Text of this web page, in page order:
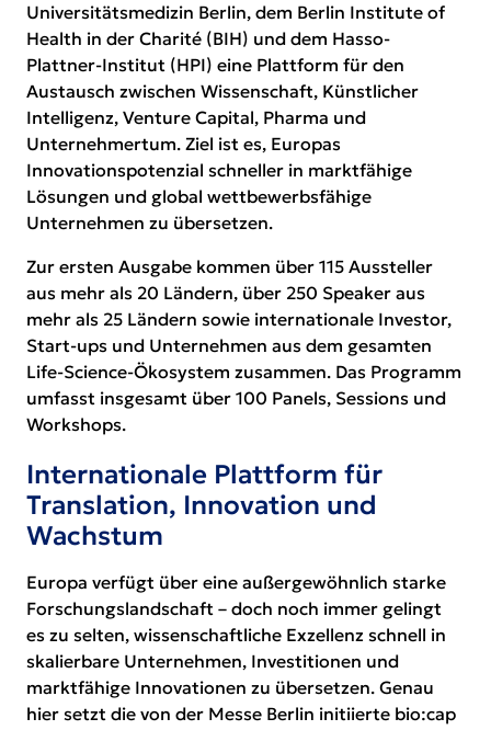
Universitätsmedizin Berlin, dem Berlin Institute of
Health in der Charité (BIH) und dem Hasso-
Plattner-Institut (HPI) eine Plattform für den
Austausch zwischen Wissenschaft, Künstlicher
Intelligenz, Venture Capital, Pharma und
Unternehmertum. Ziel ist es, Europas
Innovationspotenzial schneller in marktfähige
Lösungen und global wettbewerbsfähige
Unternehmen zu übersetzen.
Zur ersten Ausgabe kommen über 115 Aussteller
aus mehr als 20 Ländern, über 250 Speaker aus
mehr als 25 Ländern sowie internationale Investor,
Start-ups und Unternehmen aus dem gesamten
Life-Science-Ökosystem zusammen. Das Programm
umfasst insgesamt über 100 Panels, Sessions und
Workshops.
Internationale Plattform für
Translation, Innovation und
Wachstum
Europa verfügt über eine außergewöhnlich starke
Forschungslandschaft – doch noch immer gelingt
es zu selten, wissenschaftliche Exzellenz schnell in
skalierbare Unternehmen, Investitionen und
marktfähige Innovationen zu übersetzen. Genau
hier setzt die von der Messe Berlin initiierte bio:cap